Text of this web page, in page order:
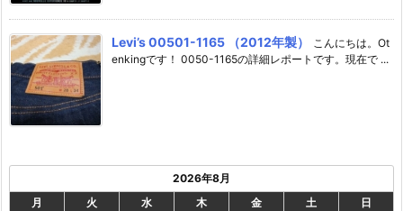
Levi’s 00501-1165 （2012年製）
こんにちは。Ot
enkingです！ 0050-1165の詳細レポートです。現在で ...
2026年8月
月
火 水 木 金 土 日